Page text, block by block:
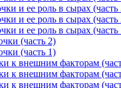
и ее роль в сырах (часть
и ее роль в сырах (часть
и ее роль в сырах (часть
(часть 2)
(часть 1)
к внешним факторам
к внешним факторам
к внешним факторам